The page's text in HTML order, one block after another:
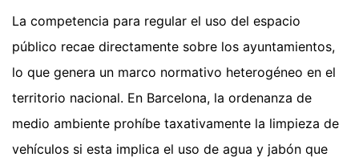
La competencia para regular el uso del espacio
público recae directamente sobre los ayuntamientos,
lo que genera un marco normativo heterogéneo en el
territorio nacional. En Barcelona, la ordenanza de
medio ambiente prohíbe taxativamente la limpieza de
vehículos si esta implica el uso de agua y jabón que